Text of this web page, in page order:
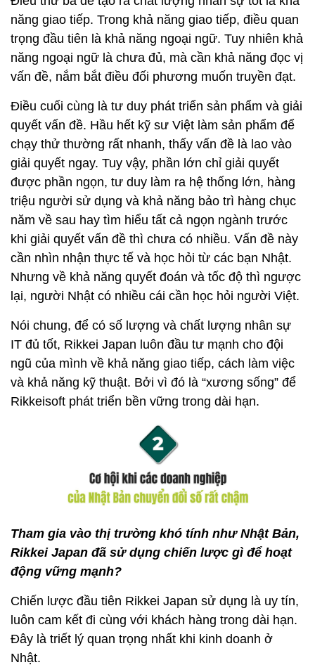
năng giao tiếp. Trong khả năng giao tiếp, điều quan
trọng đầu tiên là khả năng ngoại ngữ. Tuy nhiên khả
năng ngoại ngữ là chưa đủ, mà cần khả năng đọc vị
vấn đề, nắm bắt điều đối phương muốn truyền đạt.
Điều cuối cùng là tư duy phát triển sản phẩm và giải
quyết vấn đề. Hầu hết kỹ sư Việt làm sản phẩm để
chạy thử thường rất nhanh, thấy vấn đề là lao vào
giải quyết ngay. Tuy vậy, phần lớn chỉ giải quyết
được phần ngọn, tư duy làm ra hệ thống lớn, hàng
triệu người sử dụng và khả năng bảo trì hàng chục
năm về sau hay tìm hiểu tất cả ngọn ngành trước
khi giải quyết vấn đề thì chưa có nhiều. Vấn đề này
cần nhìn nhận thực tế và học hỏi từ các bạn Nhật.
Nhưng về khả năng quyết đoán và tốc độ thì ngược
lại, người Nhật có nhiều cái cần học hỏi người Việt.
Nói chung, để có số lượng và chất lượng nhân sự
IT đủ tốt, Rikkei Japan luôn đầu tư mạnh cho đội
ngũ của mình về khả năng giao tiếp, cách làm việc
và khả năng kỹ thuật. Bởi vì đó là “xương sống” để
Rikkeisoft phát triển bền vững trong dài hạn.
Tham gia vào thị trường khó tính như Nhật Bản,
Rikkei Japan đã sử dụng chiến lược gì để hoạt
động vững mạnh?
Chiến lược đầu tiên Rikkei Japan sử dụng là uy tín,
luôn cam kết đi cùng với khách hàng trong dài hạn.
Đây là triết lý quan trọng nhất khi kinh doanh ở
Nhật.